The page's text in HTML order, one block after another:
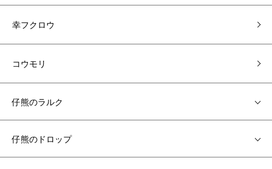
幸フクロウ
コウモリ
仔熊のラルク
仔熊のドロップ